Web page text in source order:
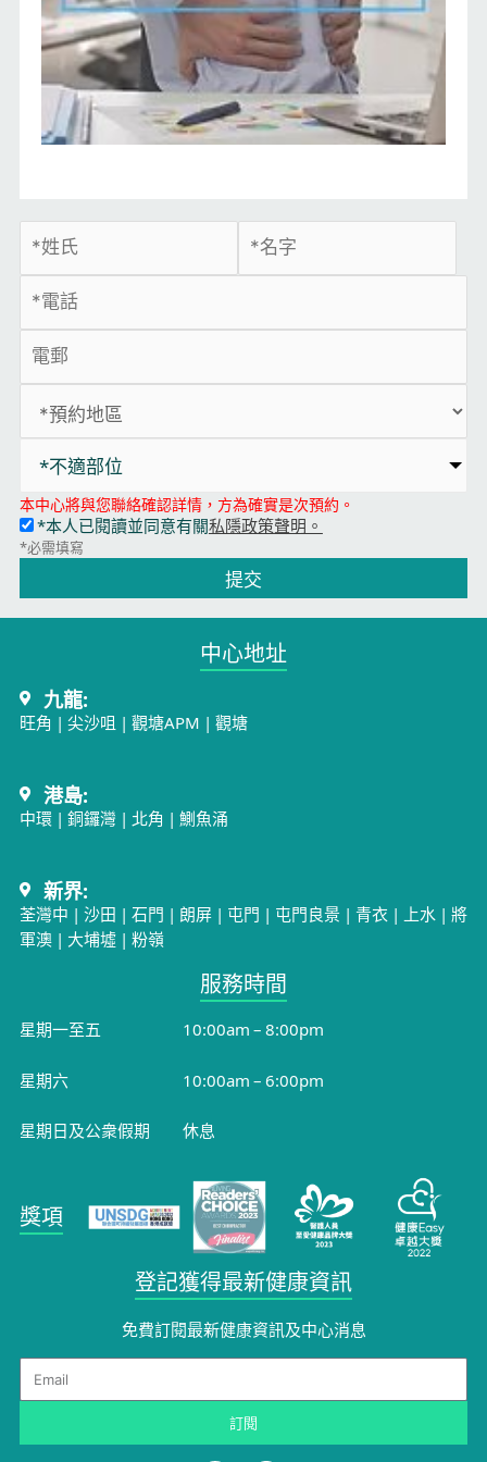
*不適部位
本中心將與您聯絡確認詳情，方為確實是次預約。
*本人已閱讀並同意有關私隱政策聲明。
*必需填寫
提交
中心地址​
九龍:
旺角 | 尖沙咀 | 觀塘APM | 觀塘
港島:
中環| 銅鑼灣 | 北角 | 鰂魚涌
新界:
荃灣中 | 沙田 | 石門 | 朗屏| 屯門 | 屯門良景 | 青衣 | 上水| 將
軍澳| 大埔墟| 粉嶺
服務時間​
星期一至五 10:00am – 8:00pm
星期六 10:00am – 6:00pm
星期日及公衆假期 休息
登記獲得最新健康資訊
免費訂閱最新健康資訊及中心消息
Email
訂閱
獎項